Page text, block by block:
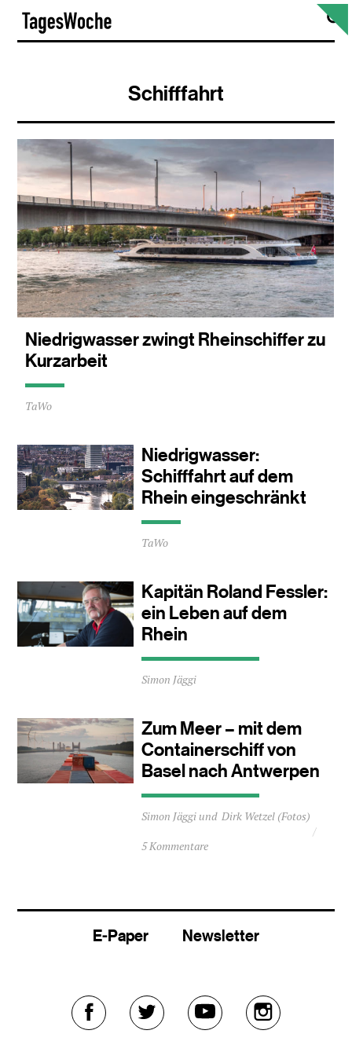
Skip
content
Schifffahrt
Niedrigwasser zwingt Rheinschiffer zu
Kurzarbeit
Durchschnittliche
Lesezeit
0
Minuten
TaWo
Niedrigwasser:
Schifffahrt auf dem
Rhein eingeschränkt
Durchschnittliche
Lesezeit
Minuten
TaWo
Kapitän Roland Fessler:
ein Leben auf dem
Rhein
Durchschnittliche
Lesezeit
Minuten
Simon Jäggi
Zum Meer – mit dem
Containerschiff von
Basel nach Antwerpen
Durchschnittliche
Lesezeit
5
Simon Jäggi Dirk Wetzel (Fotos)
5 Kommentare
E-Paper Newsletter
Externer Externer Externer Externer